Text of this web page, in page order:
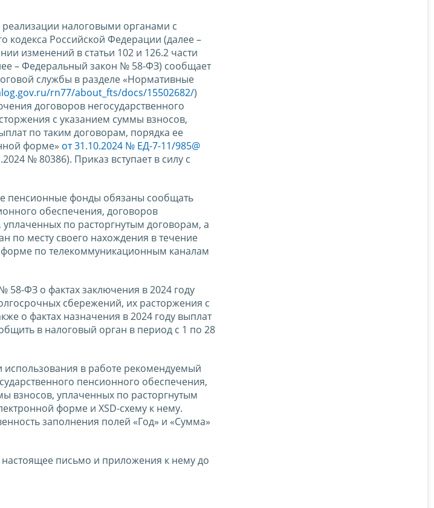
налоговыми органами с
кодекса Российской Федерации (далее –
изменений в статьи 102 и 126.2 части
– Федеральный закон № 58-ФЗ) сообщает
службы в разделе «Нормативные
rn77/about_fts/docs/15502682/)
договоров негосударственного
с указанием суммы взносов,
по таким договорам, порядка ее
форме» от 31.10.2024 № ЕД-7-11/985@
№ 80386). Приказ вступает в силу с
пенсионные фонды обязаны сообщать
обеспечения, договоров
по расторгнутым договорам, а
по месту своего нахождения в течение
форме по телекоммуникационным каналам
58-ФЗ о фактах заключения в 2024 году
сбережений, их расторжения с
о фактах назначения в 2024 году выплат
в налоговый орган в период с 1 по 28
в работе рекомендуемый
пенсионного обеспечения,
взносов, уплаченных по расторгнутым
форме и XSD-схему к нему.
заполнения полей «Год» и «Сумма»
письмо и приложения к нему до